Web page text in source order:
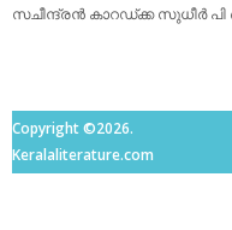
സചീന്ദ്രന്‍ കാറഡ്ക്ക സുധീര്‍
Copyright ©2026.
Keralaliterature.com